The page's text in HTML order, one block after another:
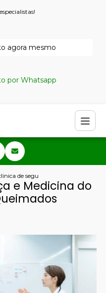
agora mesmo
por Whatsapp
e medicina do trabalho
de seguranca e medicina do
e Medicina do